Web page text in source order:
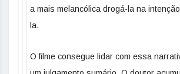
a mais melancólica drogá-la na
la.
O filme consegue lidar com essa